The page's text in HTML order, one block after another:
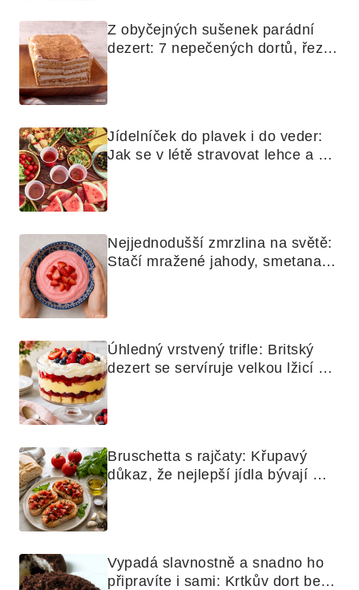
Z obyčejných sušenek parádní
dezert: 7 nepečených dortů, řezů
Jídelníček do plavek i do veder:
Jak se v létě stravovat lehce a
Nejjednodušší zmrzlina na světě:
Stačí mražené jahody, smetana a
Úhledný vrstvený trifle: Britský
dezert se servíruje velkou lžicí
Bruschetta s rajčaty: Křupavý
důkaz, že nejlepší jídla bývají
Vypadá slavnostně a snadno ho
připravíte i sami: Krtkův dort bez